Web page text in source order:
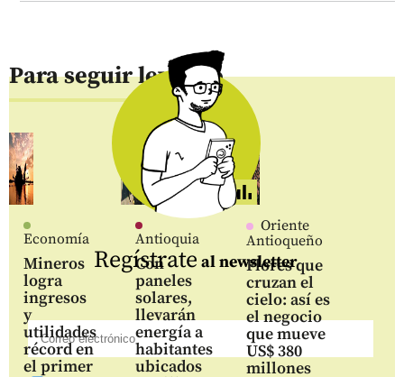
Para seguir leyendo
Economía
Mineros
logra
ingresos
y
utilidades
récord en
el primer
Antioquia
Con
paneles
solares,
llevarán
energía a
habitantes
ubicados
Oriente
Antioqueño
Flores que
cruzan el
cielo: así es
el negocio
que mueve
US$ 380
millones
Regístrate al newsletter